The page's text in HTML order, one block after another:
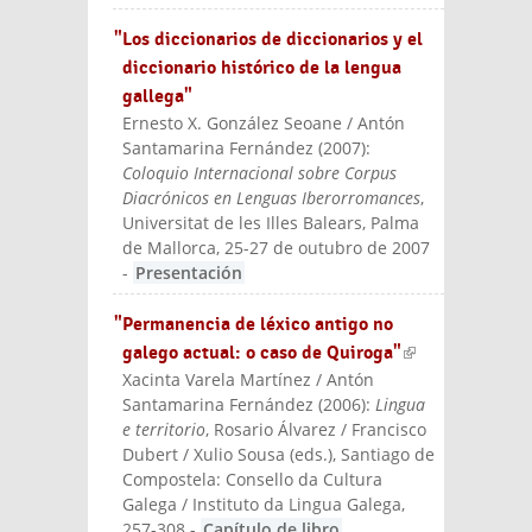
"Los diccionarios de diccionarios y el
diccionario histórico de la lengua
gallega"
Ernesto X. González Seoane / Antón
Santamarina Fernández (2007):
Coloquio Internacional sobre Corpus
Diacrónicos en Lenguas Iberorromances,
Universitat de les Illes Balears, Palma
de Mallorca, 25-27 de outubro de 2007
- Presentación
"Permanencia de léxico antigo no
galego actual: o caso de Quiroga"(link is
l)
Xacinta Varela Martínez / Antón
Santamarina Fernández (2006):Lingua
e territorio, Rosario Álvarez / Francisco
Dubert / Xulio Sousa (eds.), Santiago de
Compostela: Consello da Cultura
Galega / Instituto da Lingua Galega,